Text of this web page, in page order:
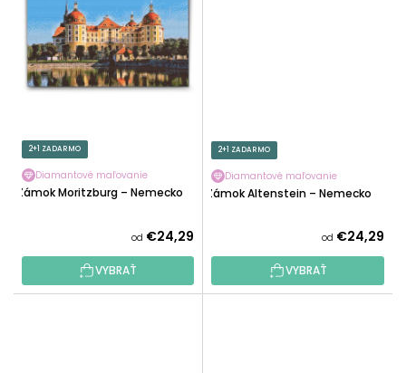
2+1 ZADARMO
Diamantové maľovanie
Zámok Moritzburg – Nemecko
od €24,29
VYBRAŤ
2+1 ZADARMO
Diamantové maľovanie
Zámok Altenstein – Nemecko
od €24,29
VYBRAŤ